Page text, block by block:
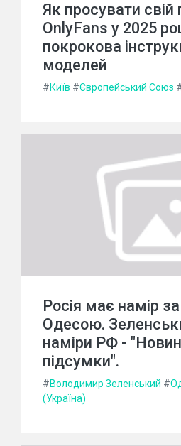
Як просувати свій
OnlyFans у 2025
покрокова
моделей
#Київ #Європейський Союз
Росія має намір
Одесою.
наміри РФ -
підсумки".
#Володимир Зеленський #
(Україна)